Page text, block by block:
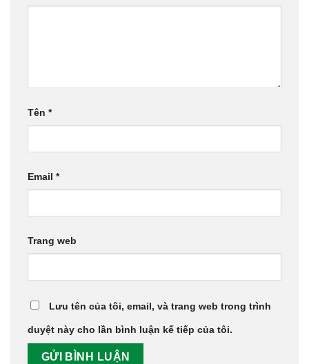
Tên *
Email *
Trang web
Lưu tên của tôi, email, và trang web trong trình
duyệt này cho lần bình luận kế tiếp của tôi.